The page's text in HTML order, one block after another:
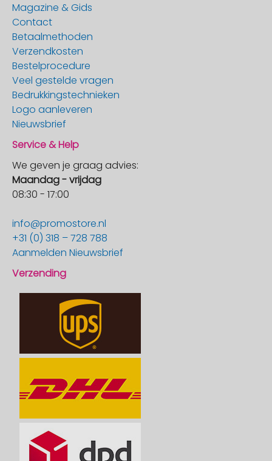
Magazine & Gids
Contact
Betaalmethoden
Verzendkosten
Bestelprocedure
Veel gestelde vragen
Bedrukkingstechnieken
Logo aanleveren
Nieuwsbrief
Service & Help
We geven je graag advies:
Maandag - vrijdag
08:30 - 17:00
info@promostore.nl
+31 (0) 318 – 728 788
Aanmelden Nieuwsbrief
Verzending